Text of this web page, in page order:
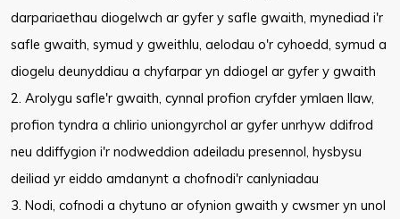
darpariaethau diogelwch ar gyfer y safle gwaith, mynediad i'r
safle gwaith, symud y gweithlu, aelodau o'r cyhoedd, symud a
diogelu deunyddiau a chyfarpar yn ddiogel ar gyfer y gwaith
2. Arolygu safle'r gwaith, cynnal profion cryfder ymlaen llaw,
profion tyndra a chlirio uniongyrchol ar gyfer unrhyw ddifrod
neu ddiffygion i'r nodweddion adeiladu presennol, hysbysu
deiliad yr eiddo amdanynt a chofnodi'r canlyniadau
3. Nodi, cofnodi a chytuno ar ofynion gwaith y cwsmer yn unol